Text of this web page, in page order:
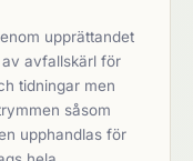
upprättandet
avfallskärl för
tidningar men
såsom
upphandlas för